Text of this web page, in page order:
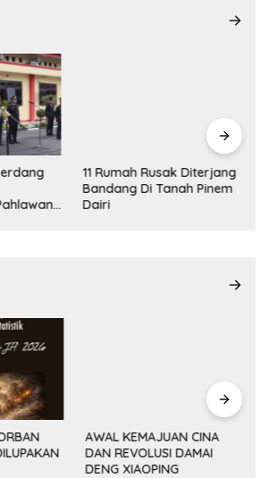
11 Rumah Rusak Diterjang
Bandang Di Tanah Pinem
Dairi
AWAL KEMAJUAN CINA
DAN REVOLUSI DAMAI
DENG XIAOPING